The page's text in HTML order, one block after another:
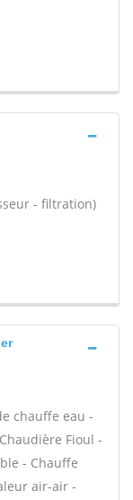
- filtration)
chauffe eau -
Fioul -
- Chauffe
air-air -